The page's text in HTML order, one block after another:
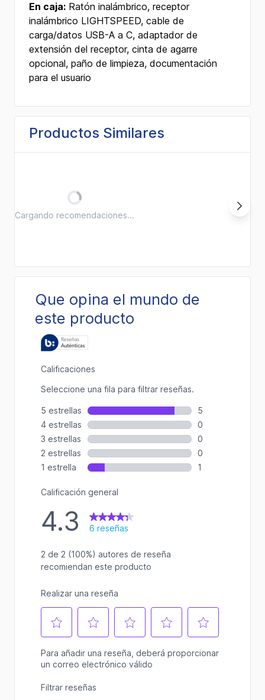
En caja: Ratón inalámbrico, receptor
inalámbrico LIGHTSPEED, cable de
carga/datos USB-A a C, adaptador de
extensión del receptor, cinta de agarre
opcional, paño de limpieza, documentación
para el usuario
Productos Similares
Cargando recomendaciones...